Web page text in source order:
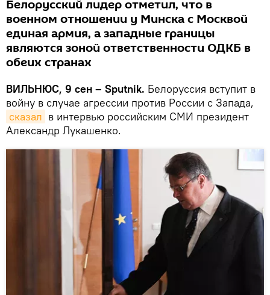
Белорусский лидер отметил, что в
военном отношении у Минска с Москвой
единая армия, а западные границы
являются зоной ответственности ОДКБ в
обеих странах
ВИЛЬНЮС, 9 сен – Sputnik. Белоруссия вступит в
войну в случае агрессии против России с Запада,
сказал в интервью российским СМИ президент
Александр Лукашенко.